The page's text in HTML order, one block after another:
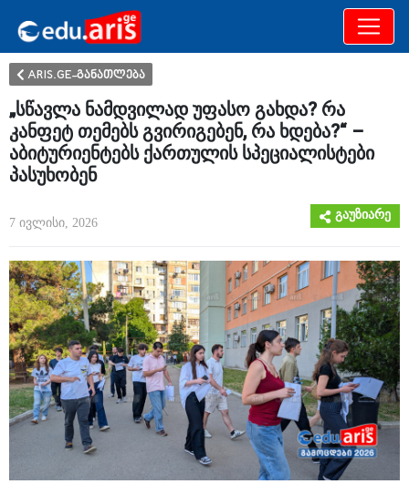
განათლება
ARIS.GE-განათლება
„სწავლა ნამდვილად უფასო გახდა? რა
კანფეტ თემებს გვირიგებენ, რა ხდება?“ –
აბიტურიენტებს ქართულის სპეციალისტები
პასუხობენ
7 ივლისი, 2026
გაუზიარე